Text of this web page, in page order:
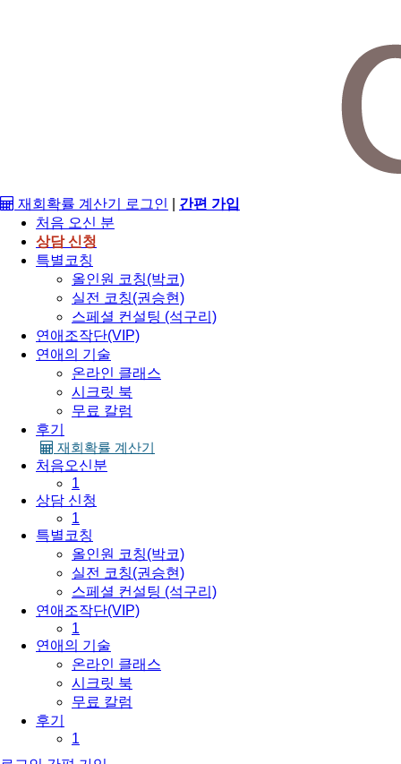
재회확률 계산기 로그인
간편 가입
처음 오신 분
상담 신청
특별코칭
올인원 코칭(박코)
실전 코칭(권승현)
스페셜 컨설팅 (석구리)
연애조작단(VIP)
연애의 기술
온라인 클래스
시크릿 북
무료 칼럼
후기
재회확률 계산기
처음오신분
1
상담 신청
1
특별코칭
올인원 코칭(박코)
실전 코칭(권승현)
스페셜 컨설팅 (석구리)
연애조작단(VIP)
1
연애의 기술
온라인 클래스
시크릿 북
무료 칼럼
후기
1